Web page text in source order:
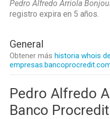
Pedro Alfredo Arriola
registro expira en 5 años.
General
Obtener más historia whois
Pedro Alfredo
Banco